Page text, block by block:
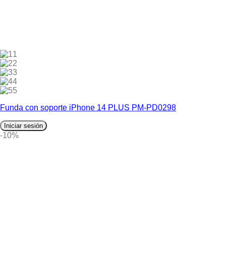
1
2
3
4
5
Funda con soporte iPhone 14 PLUS PM-PD0298
Iniciar sesión
-10%